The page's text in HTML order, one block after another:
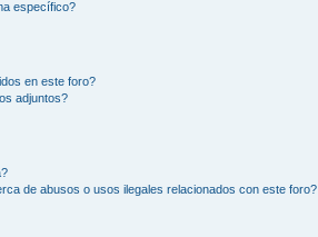
específico?
en este foro?
adjuntos?
de abusos o usos ilegales relacionados con este foro?